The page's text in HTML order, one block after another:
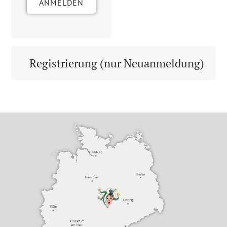
ANMELDEN
Registrierung (nur Neuanmeldung)